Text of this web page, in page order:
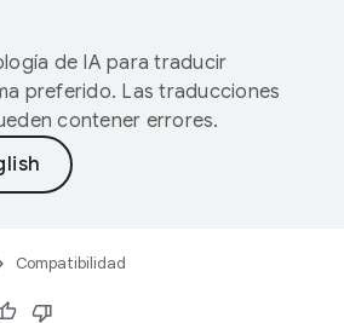
de IA para traducir
preferido. Las traducciones
contener errores.
Compatibilidad